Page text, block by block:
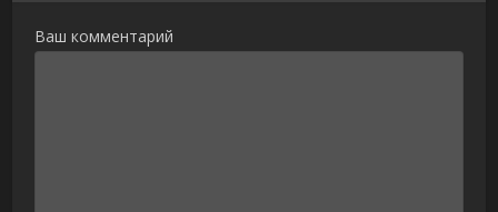
Ваш комментарий